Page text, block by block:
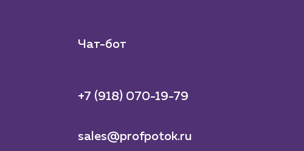
Чат-бот
+7 (918) 070-19-79
sales@profpotok.ru